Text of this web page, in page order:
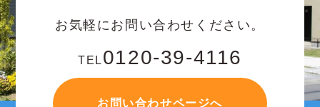
お気軽にお問い合わせください。
TEL 0120-39-4116
お問い合わせページへ